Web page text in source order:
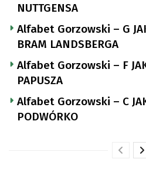
NUTTGENSA
Alfabet Gorzowski – G
BRAM LANDSBERGA
Alfabet Gorzowski – F
PAPUSZA
Alfabet Gorzowski – C
PODWÓRKO